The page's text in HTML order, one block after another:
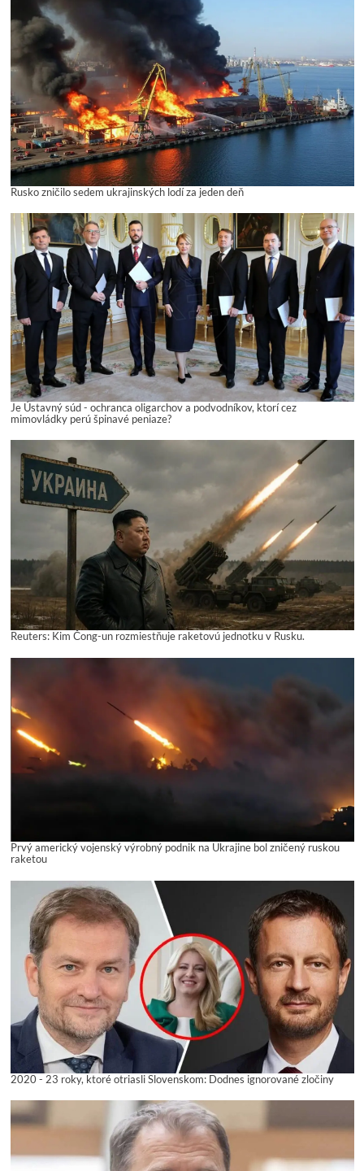
Rusko zničilo sedem ukrajinských lodí za jeden deň
Je Ústavný súd - ochranca oligarchov a podvodníkov, ktorí cez
mimovládky perú špinavé peniaze?
Reuters: Kim Čong-un rozmiestňuje raketovú jednotku v Rusku.
Prvý americký vojenský výrobný podnik na Ukrajine bol zničený ruskou
raketou
2020 - 23 roky, ktoré otriasli Slovenskom: Dodnes ignorované zločiny